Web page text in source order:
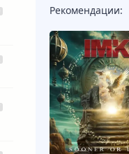
Рекомендации: